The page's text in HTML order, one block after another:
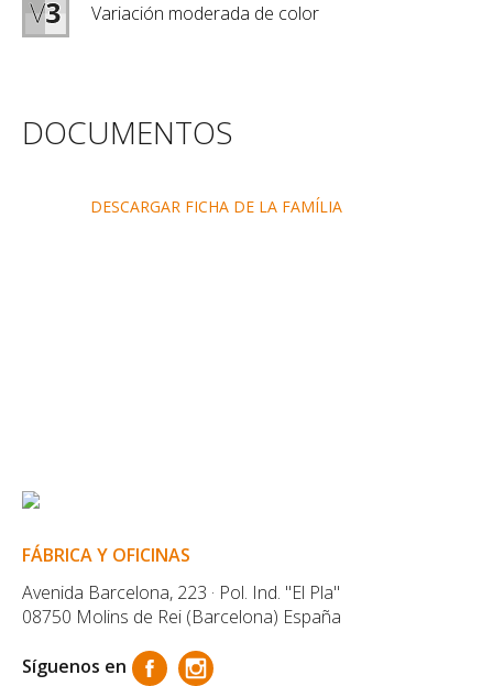
Variación moderada de color
DOCUMENTOS
DESCARGAR FICHA DE LA FAMÍLIA
FÁBRICA Y OFICINAS
Avenida Barcelona, 223 · Pol. Ind. "El Pla"
08750 Molins de Rei (Barcelona) España
Síguenos en